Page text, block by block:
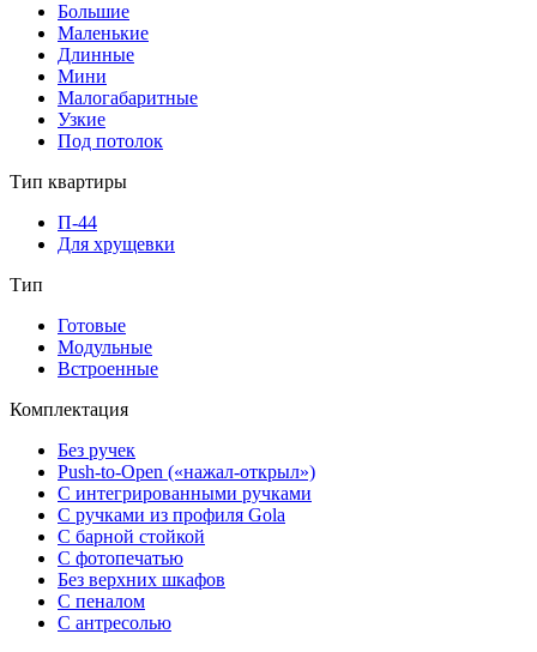
Большие
Маленькие
Длинные
Мини
Малогабаритные
Узкие
Под потолок
Тип квартиры
П-44
Для хрущевки
Тип
Готовые
Модульные
Встроенные
Комплектация
Без ручек
Push-to-Open («нажал-открыл»)
С интегрированными ручками
С ручками из профиля Gola
С барной стойкой
С фотопечатью
Без верхних шкафов
С пеналом
С антресолью